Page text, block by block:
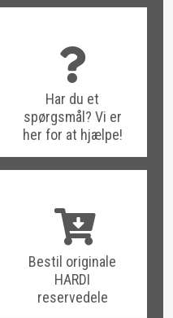
Har du et
spørgsmål? Vi er
her for at hjælpe!
Bestil originale
HARDI
reservedele